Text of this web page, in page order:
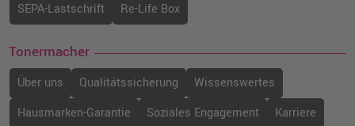
SEPA-Lastschrift
Re-Life Box
Tonermacher
Über uns Qualitätssicherung
Wissenswertes
Hausmarken-Garantie
Soziales Engagement
Karriere